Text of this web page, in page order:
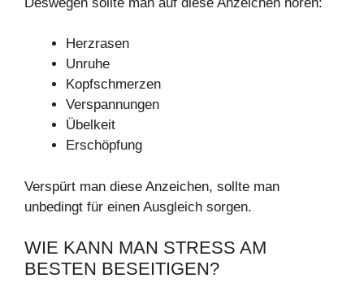
Herzrasen
Unruhe
Kopfschmerzen
Verspannungen
Übelkeit
Erschöpfung
Verspürt man diese Anzeichen, sollte man
unbedingt für einen Ausgleich sorgen.
WIE KANN MAN STRESS AM
BESTEN BESEITIGEN?